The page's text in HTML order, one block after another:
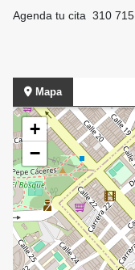
Agenda tu cita 310
Mapa
+
−